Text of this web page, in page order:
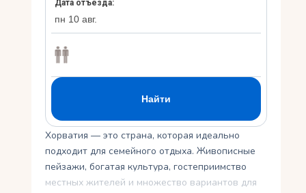
Хорватия — это страна, которая идеально
подходит для семейного отдыха. Живописные
пейзажи, богатая культура, гостеприимство
местных жителей и множество вариантов для